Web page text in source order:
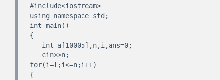
#include<iostream>
using namespace std;
int main()
{
for(i=1;i<=n;i++)
{